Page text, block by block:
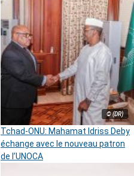
© (DR)
Tchad-ONU: Mahamat Idriss Deby
échange avec le nouveau patron
de l’UNOCA